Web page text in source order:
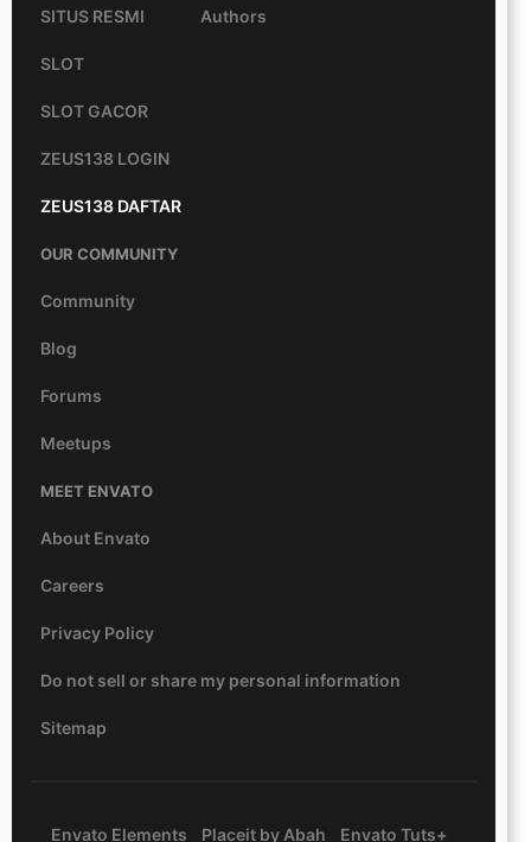
SITUS RESMI
SLOT
SLOT GACOR
ZEUS138 LOGIN
ZEUS138 DAFTAR
Authors
OUR COMMUNITY
Community
Blog
Forums
Meetups
MEET ENVATO
About Envato
Careers
Privacy Policy
Do not sell or share my personal information
Sitemap
Envato Elements Placeit by Abah Envato Tuts+